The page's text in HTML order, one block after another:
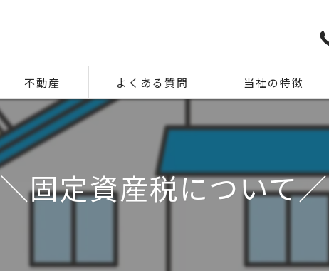
不動産 よくある質問 当社の特徴
相続
離婚
中古
＼固定資産税について／